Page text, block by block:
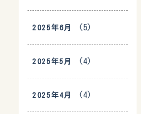
2025年6月 (5)
2025年5月 (4)
2025年4月 (4)